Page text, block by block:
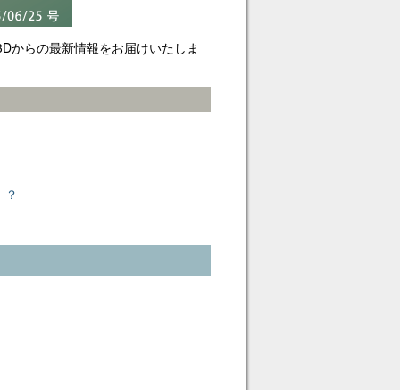
からの最新情報をお届けいたしま